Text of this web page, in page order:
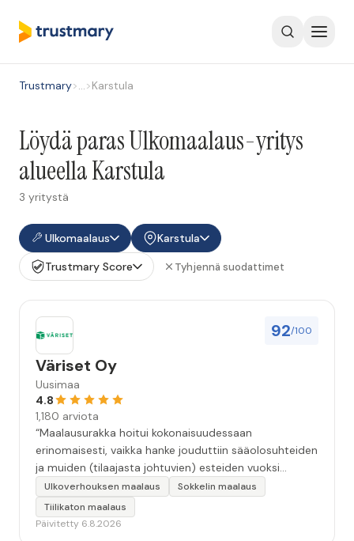
Trustmary>…>Karstula
Löydä paras Ulkomaalaus-yritys
alueella Karstula
3 yritystä
Ulkomaalaus
Karstula
Trustmary Score
Tyhjennä suodattimet
92/100
Väriset Oy
Uusimaa
4.8
1,180 arviota
“Maalausurakka hoitui kokonaisuudessaan
erinomaisesti, vaikka hanke jouduttiin sääolosuhteiden
ja muiden (tilaajasta johtuvien) esteiden vuoksi
keskeyttämään n. 3 viikoksi. Maalaistulos on oikein
hyvä, yhteydenpito erinomaista, jälkityöt tehtiin
huolellisesti. Suosittelen. Erityiskiitos itse maalareille:
Ulkoverhouksen maalaus
Sokkelin maalaus
Tiilikaton maalaus
Päivitetty 6.8.2026